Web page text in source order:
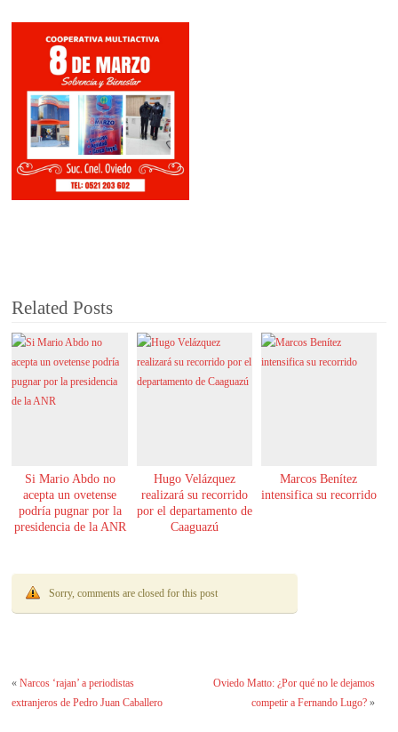
Related Posts
Si Mario Abdo no
acepta un ovetense
podría pugnar por la
presidencia de la ANR
Hugo Velázquez
realizará su recorrido
por el departamento de
Caaguazú
Marcos Benítez
intensifica su recorrido
Sorry, comments are closed for this post
«Narcos ‘rajan’ a periodistas
extranjeros de Pedro Juan Caballero
Oviedo Matto: ¿Por qué no le dejamos
competir a Fernando Lugo?»